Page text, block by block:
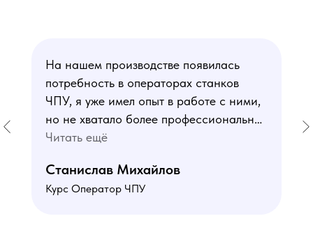
На нашем производстве появилась
потребность в операторах станков
ЧПУ, я уже имел опыт в работе с ними,
но не хватало более профессиональных
знаний. В курсе мне понравился блок
и программированию - это как раз то,
чего мне не хватало. Преподаватели
Читать ещё
Станислав Михайлов
Курс Оператор ЧПУ